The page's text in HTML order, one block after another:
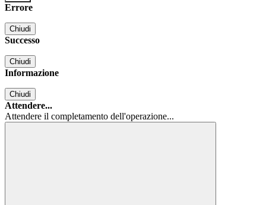
Errore
Chiudi
Successo
Chiudi
Informazione
Chiudi
Attendere...
Attendere il completamento dell'operazione...